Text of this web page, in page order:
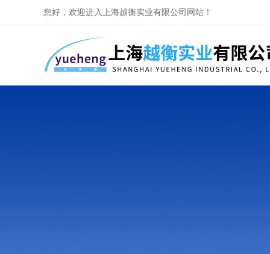
您好，欢迎进入上海越衡实业有限公司网站！